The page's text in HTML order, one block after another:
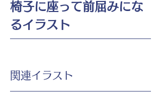
椅子に座って前屈みにな
るイラスト
​関連イラスト